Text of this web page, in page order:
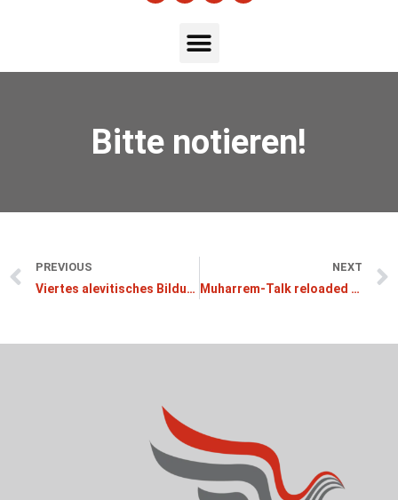
Bitte notieren!
PREVIOUS
Viertes alevitisches Bildungscamp vom 20. bis 23. Dezember 2024 in Xanten
NEXT
Muharrem-Talk reloaded – Ab 7. Juli 12 Tage lang auf Instagram